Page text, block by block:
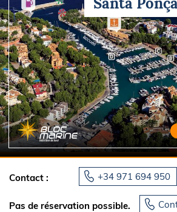
Contact : +34 971 694 950
Pas de réservation possible.